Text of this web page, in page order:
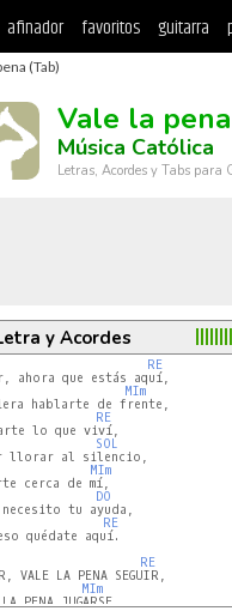
afinador favoritos guitarra
(Tab)
Vale la pena
Música Católica
Letras, Acordes y Tabs
y Acordes
RE
ahora que estás aquí,
MIm
hablarte de frente,
RE
lo que viví,
SOL
MIm
cerca de mí,
DO
necesito tu ayuda,
RE
quédate aquí.
RE
VALE LA PENA SEGUIR,
MIm
PENA JUGARSE,